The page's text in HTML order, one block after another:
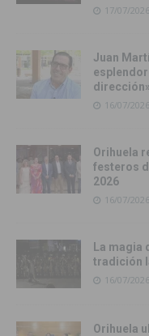
17/07/2026
Juan
dirección»
16/07/2026
Orihuela
festeros
2026
16/07/2026
La magia
tradición
16/07/2026
Orihuela